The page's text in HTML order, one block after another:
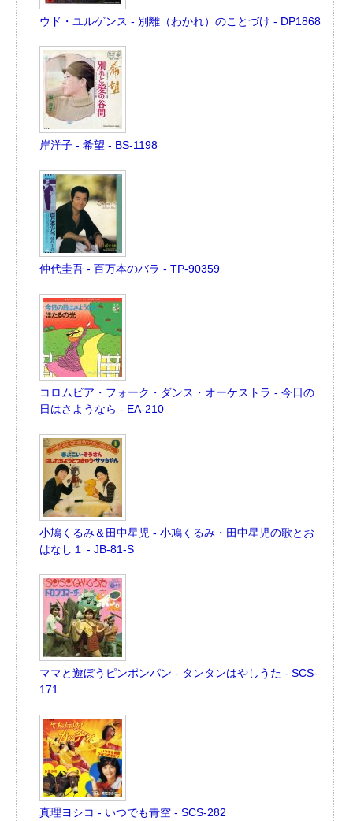
ウド・ユルゲンス - 別離（わかれ）のことづけ - DP1868
岸洋子 - 希望 - BS-1198
仲代圭吾 - 百万本のバラ - TP-90359
コロムビア・フォーク・ダンス・オーケストラ - 今日の
日はさようなら - EA-210
小鳩くるみ＆田中星児 - 小鳩くるみ・田中星児の歌とお
はなし１ - JB-81-S
ママと遊ぼうピンポンパン - タンタンはやしうた - SCS-
171
真理ヨシコ - いつでも青空 - SCS-282